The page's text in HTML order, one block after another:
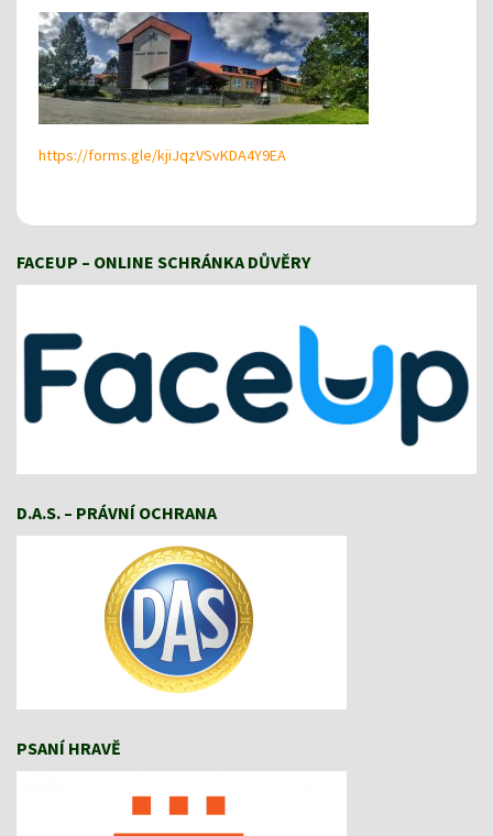
https://forms.gle/kjiJqzVSvKDA4Y9EA
FACEUP – ONLINE SCHRÁNKA DŮVĚRY
D.A.S. – PRÁVNÍ OCHRANA
PSANÍ HRAVĚ